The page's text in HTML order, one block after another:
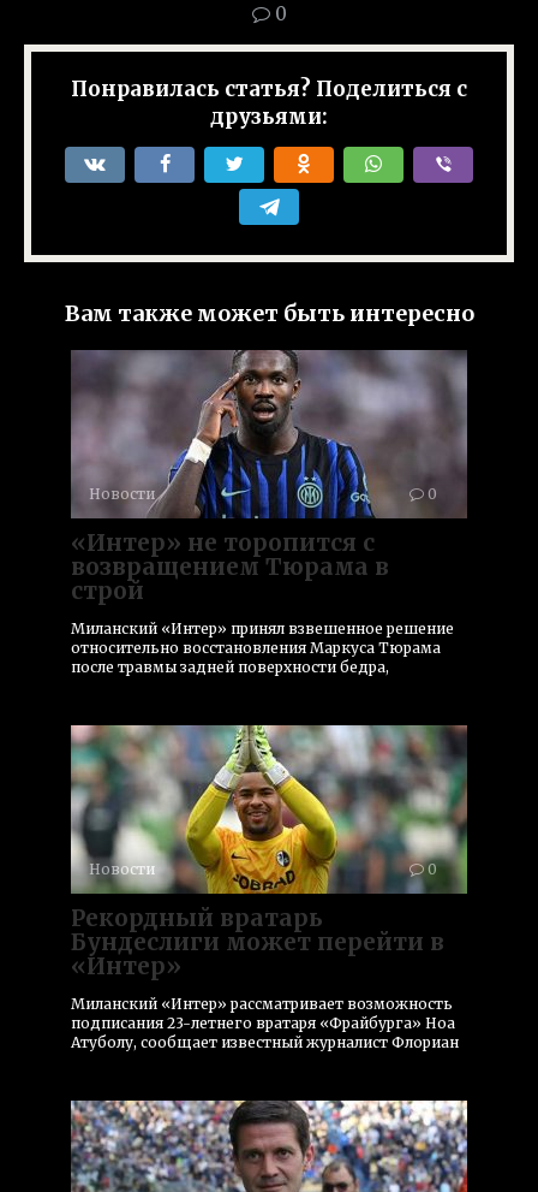
0
Понравилась статья? Поделиться с
друзьями:
Вам также может быть интересно
Новости 0
«Интер» не торопится с
возвращением Тюрама в
строй
Миланский «Интер» принял взвешенное решение
относительно восстановления Маркуса Тюрама
после травмы задней поверхности бедра,
Новости 0
Рекордный вратарь
Бундеслиги может перейти в
«Интер»
Миланский «Интер» рассматривает возможность
подписания 23-летнего вратаря «Фрайбурга» Ноа
Атуболу, сообщает известный журналист Флориан